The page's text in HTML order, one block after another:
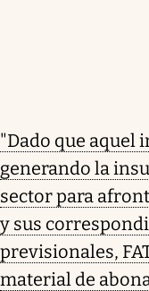
"Dado que aquel
generando la
sector para
y sus
previsionales,
material de